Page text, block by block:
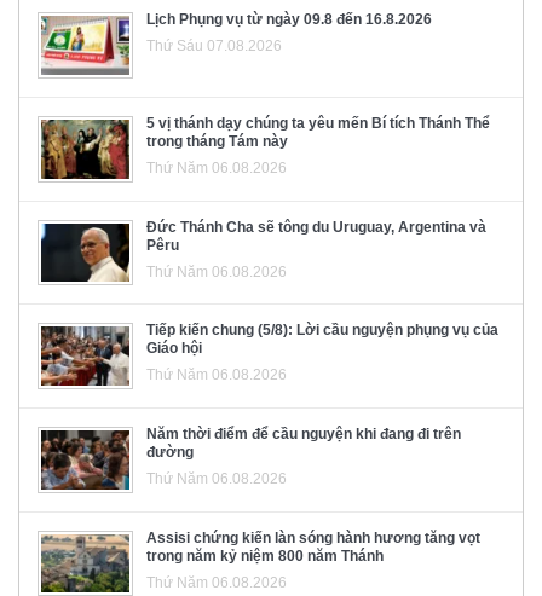
Lịch Phụng vụ từ ngày 09.8 đến 16.8.2026
Thứ Sáu 07.08.2026
5 vị thánh dạy chúng ta yêu mến Bí tích Thánh Thể
trong tháng Tám này
Thứ Năm 06.08.2026
Đức Thánh Cha sẽ tông du Uruguay, Argentina và
Pêru
Thứ Năm 06.08.2026
Tiếp kiến chung (5/8): Lời cầu nguyện phụng vụ của
Giáo hội
Thứ Năm 06.08.2026
Năm thời điểm để cầu nguyện khi đang đi trên
đường
Thứ Năm 06.08.2026
Assisi chứng kiến làn sóng hành hương tăng vọt
trong năm kỷ niệm 800 năm Thánh
Thứ Năm 06.08.2026